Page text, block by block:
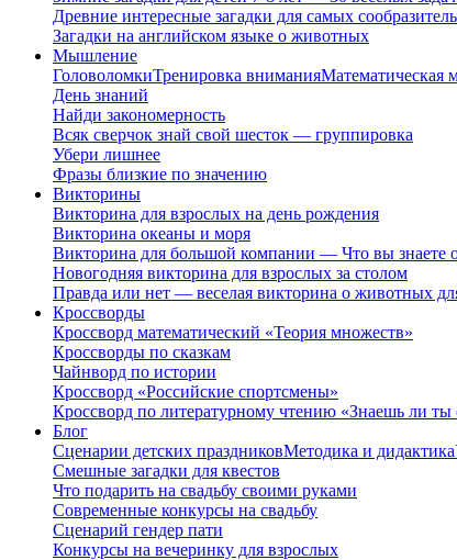
Древние интересные загадки для самых
Загадки на английском языке о животных
Мышление
ГоловоломкиТренировка вниманияМатематическая
День знаний
Найди закономерность
Всяк сверчок знай свой шесток — группировка
Убери лишнее
Фразы близкие по значению
Викторины
Викторина для взрослых на день рождения
Викторина океаны и моря
Викторина для большой компании — Что вы знаете
Новогодняя викторина для взрослых за столом
Правда или нет — веселая викторина о животных
Кроссворды
Кроссворд математический «Теория множеств»
Кроссворды по сказкам
Чайнворд по истории
Кроссворд «Российские спортсмены»
Кроссворд по литературному чтению «Знаешь ли ты
Блог
Сценарии детских праздниковМетодика и дидактика
Смешные загадки для квестов
Что подарить на свадьбу своими руками
Современные конкурсы на свадьбу
Сценарий гендер пати
Конкурсы на вечеринку для взрослых